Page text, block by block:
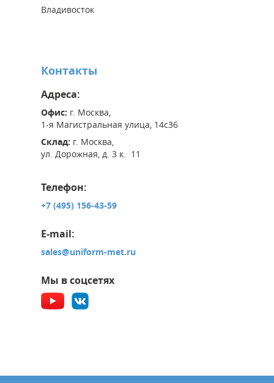
Владивосток
Контакты
Адреса:
Офис: г. Москва,
1-я Магистральная улица, 14с36
Склад: г. Москва,
ул. Дорожная, д. 3 к. 11
Телефон:
+7 (495) 156-43-59
E-mail:
sales@uniform-met.ru
Мы в соцсетях